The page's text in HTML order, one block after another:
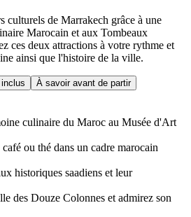
culturels de Marrakech grâce à une
Marocain et aux Tombeaux
ces deux attractions à votre rythme et
ainsi que l'histoire de la ville.
inclus
À savoir avant de partir
culinaire du Maroc au Musée d'Art
ou thé dans un cadre marocain
historiques saadiens et leur
des Douze Colonnes et admirez son